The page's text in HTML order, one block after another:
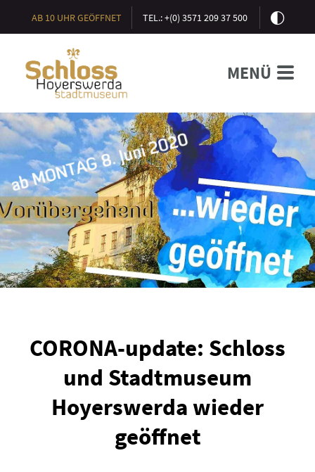
AB 10 UHR GEÖFFNET TEL.: +(0) 3571 209 37 500
MENÜ
CORONA-update: Schloss
und Stadtmuseum
Hoyerswerda wieder
geöffnet